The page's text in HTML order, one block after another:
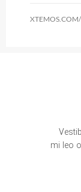
mi leo